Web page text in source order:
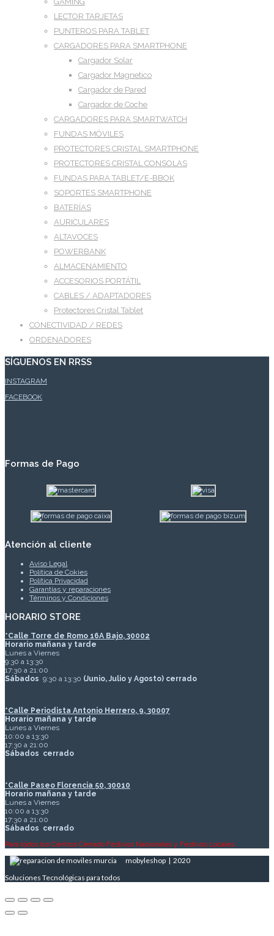
LECTOR TARJETAS
PUNTEROS PARA TABLET
CARGADORES PARA SMARTPHONE
Cargador Solar
Cargador Magnetico
Cargador de Pared
Cargador de Coche
CARGADORES PARA SMARTWATCH
FUNDAS MÓVILES
PROTECTORES CRISTAL SMARTPHONE
PROTECTORES CRISTAL CONSOLAS
FUNDAS PARA TABLET/E-BBOK
SOPORTES SMARTPHONE
BATERÍAS
AURICULARES
ALTAVOCES
POWERBANK
ALMACENAMIENTO
ACCESORIOS PORTÁTIL
CABLES / ADAPTADORES
Protectores Cristal Tablet
CONECTIVIDAD / REDES
ORDENADORES
SÍGUENOS EN RRSS
INSTAGRAM
FACEBOOK
Formas de Pago
Atención al cliente
Aviso Legal
Política de Cokies
Política Privacidad
Garantías y reparaciones
Términos y Condiciones
HORARIO STORE
*Calle Torre de Romo 16A Bajo, 30002
Horario mañana y tarde
Lunes a Viernes
9:30 a 13:30
17:30 a 21:00
Sábados 9:30 a 13:30 (Junio, Julio y Agosto) cerrado
*Calle Periodista Antonio Herrero, 9, 30007
Horario mañana y tarde
Lunes a Viernes
10:00 a 13:30
17:30 a 21:00
Sábados cerrado
*Calle Paseo Florencia 50, 30010
Horario mañana y tarde
Lunes a Viernes
10:00 a 13:30
17:30 a 21:00
Sábados cerrado
Para todos los Centros Cerrado Festivos Nacionales y Festivos Locales
mobyleshop | 2020
Soluciones Tecnológicas para todos